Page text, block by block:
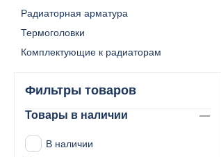
Радиаторная арматура
Термоголовки
Комплектующие к радиаторам
Фильтры товаров
Товары в наличии
В наличии